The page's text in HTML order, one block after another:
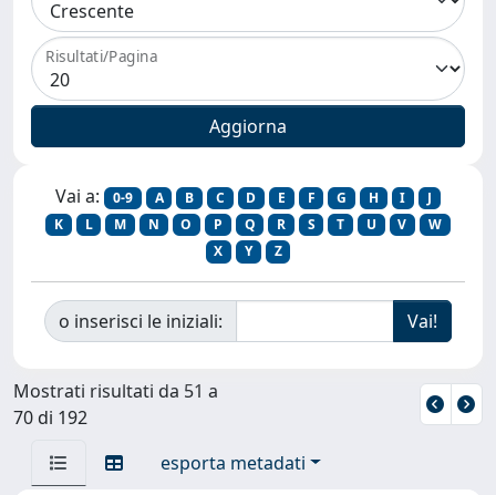
Risultati/Pagina
Vai a: 0-9 A B C D E F G H I
J
K
L M N O P Q R S T U V
W
X
Y Z
o inserisci le iniziali:
Mostrati risultati da 51 a
70 di 192
esporta metadati